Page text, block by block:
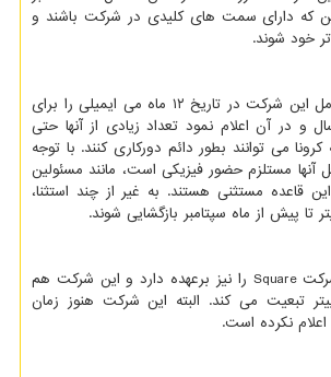
که دارای سمت های کلیدی در شرکت باشند و
خود شوند.
جک دورسی مدیر عامل این شرکت در تاریخ ۱۲ ماه می ایمیلی را برای
ارسال و در آن اعلام نمود تعداد زیادی از آنها حتی
کرونا می توانند بطور دائم دورکاری کنند. با توجه
آنها مستلزم حضور فیزیکی است، مانند مسئولین
قاعده مستثنی هستند. به غیر از چند استثنا،
تا پیش از ماه سپتامبر بازگشایی شوند.
دورسی مدیرعاملی شرکت Square را نیز برعهده دارد و این شرکت هم
تبعیت می کند. البته این شرکت هنوز زمان
اعلام نکرده است.